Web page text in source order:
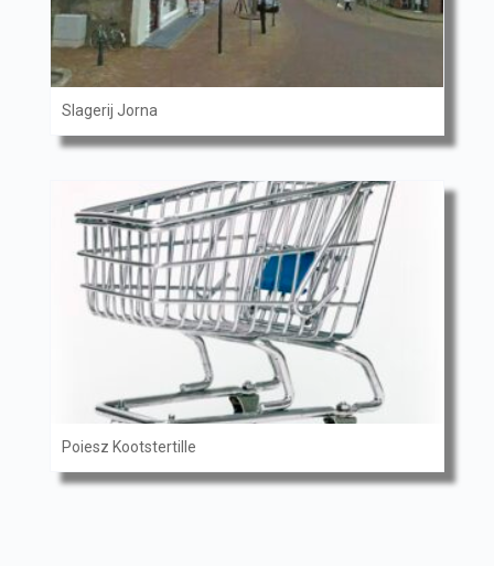
Slagerij Jorna
Poiesz Kootstertille